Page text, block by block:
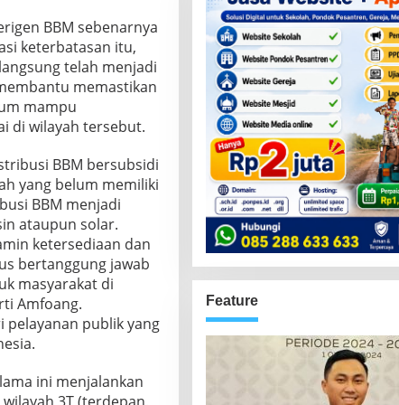
BBM sebenarnya
keterbatasan itu,
telah menjadi
memastikan
mampu
di wilayah tersebut.
BBM bersubsidi
yang belum memiliki
BBM menjadi
ataupun solar.
ketersediaan dan
bertanggung jawab
masyarakat di
Amfoang.
pelayanan publik yang
ini menjalankan
Feature